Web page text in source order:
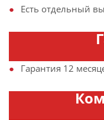
Есть отдельный
Гарантия 12